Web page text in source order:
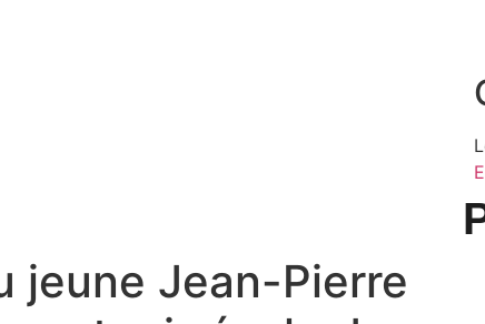
jeune Jean-Pierre